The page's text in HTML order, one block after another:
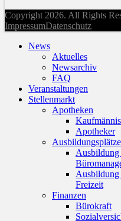
Copyright 2026. All Rights
ImpressumDatenschutz
News
Aktuelles
Newsarchiv
FAQ
Veranstaltungen
Stellenmarkt
Apotheken
Apotheker
Ausbildungsplätze
Ausbildung
Freizeit
Finanzen
Bürokraft